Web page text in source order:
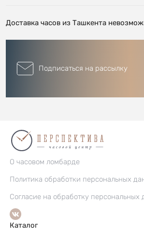
Доставка часов из Ташкента
Подписаться на рассылку
О часовом ломбарде
Политика обработки персональных
Согласие на обработку персональных
Каталог